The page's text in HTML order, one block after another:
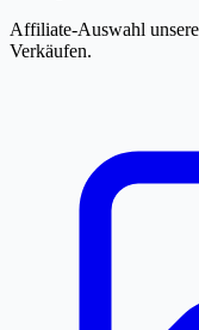
Affiliate-Auswahl
Verkäufen.